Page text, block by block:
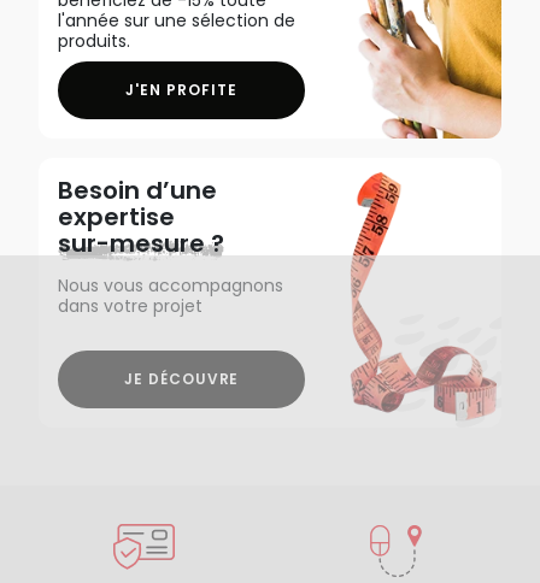
l'année sur une sélection de
produits.
J'EN PROFITE
Besoin d’une
expertise
sur-mesure ?
Nous vous accompagnons
dans votre projet
JE DÉCOUVRE